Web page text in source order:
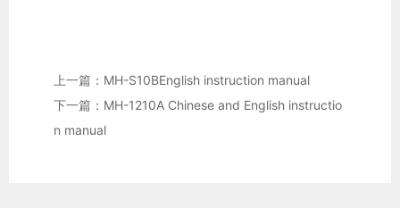
上一篇：MH-S10BEnglish instruction manual
下一篇：MH-1210A Chinese and English instructio
n manual